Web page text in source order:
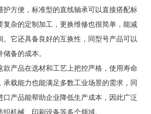
护方便，标准型的直线轴承可以直接搭配标
复杂的定制加工，更换维修也很简单，能减
。它还具备良好的互换性，同型号产品可以
备的成本。
款产品在选材和工艺上把控严格，使用寿命
承载能力也能满足多数工业场景的需求，同
口产品能帮助企业降低生产成本，因此广泛
机械、印刷设备等多个领域。